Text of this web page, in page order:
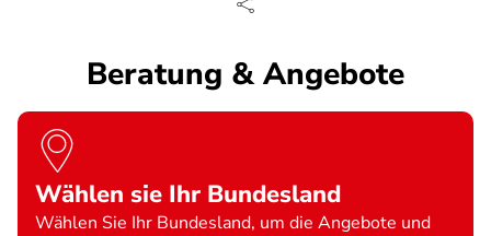
Beratung & Angebote
Wählen sie Ihr Bundesland
Wählen Sie Ihr Bundesland, um die Angebote und